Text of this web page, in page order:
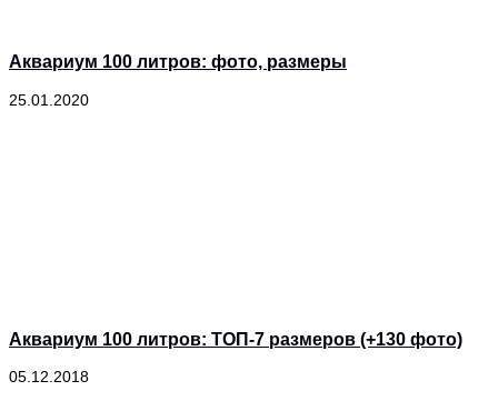
Аквариум 100 литров: фото, размеры
25.01.2020
Аквариум 100 литров: ТОП-7 размеров (+130 фото)
05.12.2018